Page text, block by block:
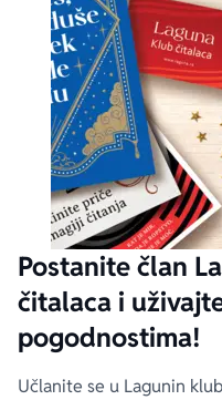
Postanite član
čitalaca i
pogodnostima!
Učlanite se u Lagunin